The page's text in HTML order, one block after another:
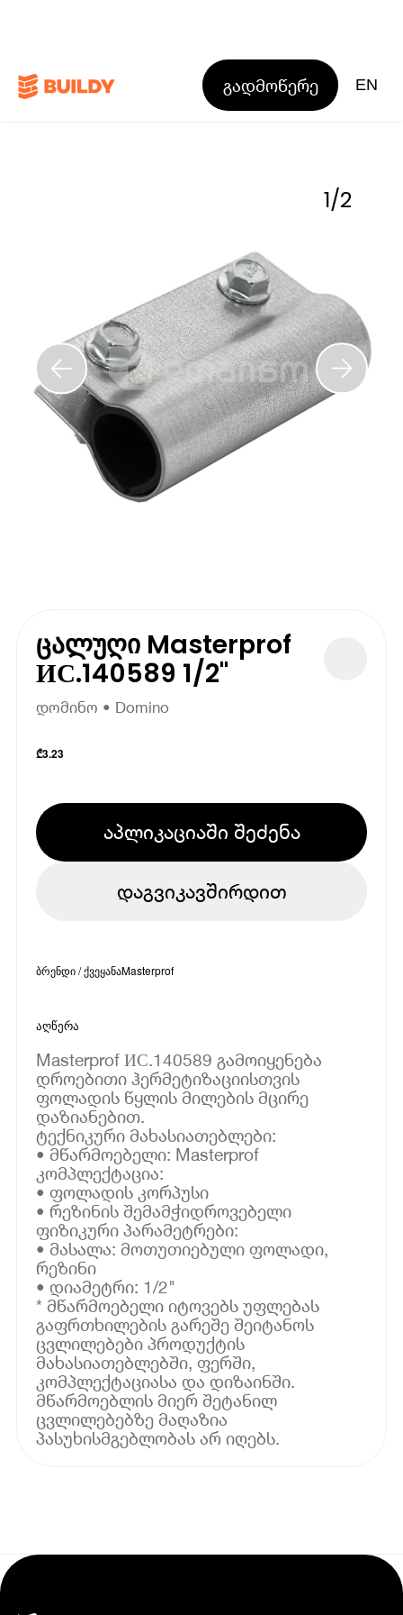
გადმოწერე EN
1/2
ცალუღი Masterprof
ИС.140589 1/2"
დომინო • Domino
₾3.23
აპლიკაციაში შეძენა
დაგვიკავშირდით
ბრენდი / ქვეყანაMasterprof
აღწერა
Masterprof ИС.140589 გამოიყენება
დროებითი ჰერმეტიზაციისთვის
ფოლადის წყლის მილების მცირე
დაზიანებით.
ტექნიკური მახასიათებლები:
• მწარმოებელი: Masterprof
კომპლექტაცია:
• ფოლადის კორპუსი
• რეზინის შემამჭიდროვებელი
ფიზიკური პარამეტრები:
• მასალა: მოთუთიებული ფოლადი,
რეზინი
• დიამეტრი: 1/2"
* მწარმოებელი იტოვებს უფლებას
გაფრთხილების გარეშე შეიტანოს
ცვლილებები პროდუქტის
მახასიათებლებში, ფერში,
კომპლექტაციასა და დიზაინში.
მწარმოებლის მიერ შეტანილ
ცვლილებებზე მაღაზია
პასუხისმგებლობას არ იღებს.